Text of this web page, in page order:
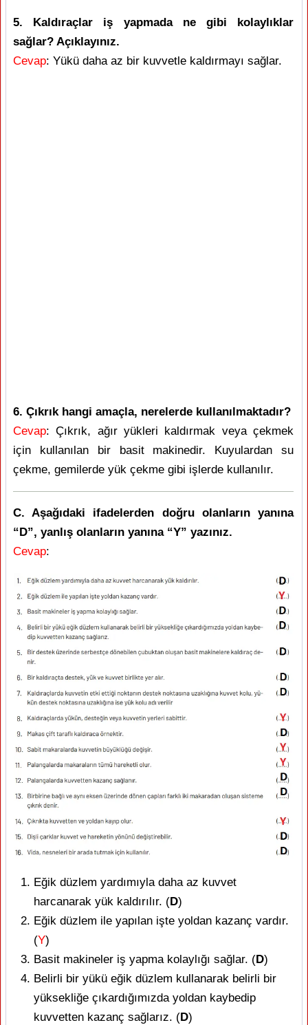
5. Kaldıraçlar iş yapmada ne gibi kolaylıklar
sağlar? Açıklayınız.
Cevap: Yükü daha az bir kuvvetle kaldırmayı sağlar.
6. Çıkrık hangi amaçla, nerelerde kullanılmaktadır?
Cevap: Çıkrık, ağır yükleri kaldırmak veya çekmek
için kullanılan bir basit makinedir. Kuyulardan su
çekme, gemilerde yük çekme gibi işlerde kullanılır.
C. Aşağıdaki ifadelerden doğru olanların yanına
“D”, yanlış olanların yanına “Y” yazınız.
Cevap:
Eğik düzlem yardımıyla daha az kuvvet
harcanarak yük kaldırılır. (D)
Eğik düzlem ile yapılan işte yoldan kazanç vardır.
(Y)
Basit makineler iş yapma kolaylığı sağlar. (D)
Belirli bir yükü eğik düzlem kullanarak belirli bir
yüksekliğe çıkardığımızda yoldan kaybedip
kuvvetten kazanç sağlarız. (D)